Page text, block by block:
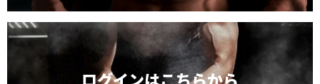
ログインはこちらから